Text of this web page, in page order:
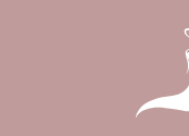
Rochii elegante lungi